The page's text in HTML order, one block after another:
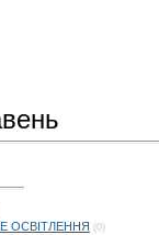
ОСВІТЛЕННЯ (0)